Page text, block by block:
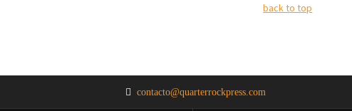
back to top
contacto@quarterrockpress.com